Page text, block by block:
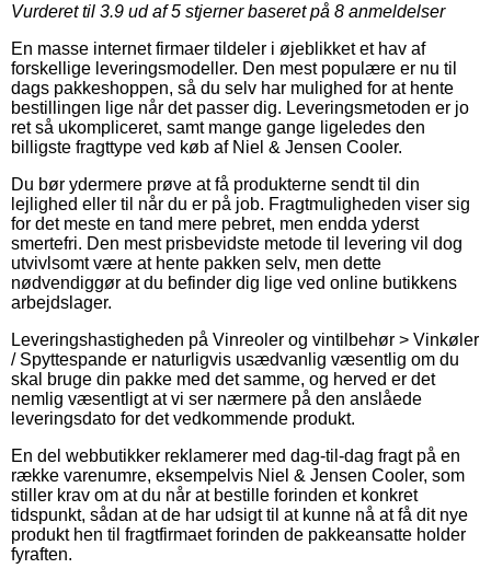
Vurderet til 3.9 ud af 5 stjerner baseret på 8 anmeldelser
En masse internet firmaer tildeler i øjeblikket et hav af
forskellige leveringsmodeller. Den mest populære er nu til
dags pakkeshoppen, så du selv har mulighed for at hente
bestillingen lige når det passer dig. Leveringsmetoden er jo
ret så ukompliceret, samt mange gange ligeledes den
billigste fragttype ved køb af Niel & Jensen Cooler.
Du bør ydermere prøve at få produkterne sendt til din
lejlighed eller til når du er på job. Fragtmuligheden viser sig
for det meste en tand mere pebret, men endda yderst
smertefri. Den mest prisbevidste metode til levering vil dog
utvivlsomt være at hente pakken selv, men dette
nødvendiggør at du befinder dig lige ved online butikkens
arbejdslager.
Leveringshastigheden på Vinreoler og vintilbehør > Vinkøler
/ Spyttespande er naturligvis usædvanlig væsentlig om du
skal bruge din pakke med det samme, og herved er det
nemlig væsentligt at vi ser nærmere på den anslåede
leveringsdato for det vedkommende produkt.
En del webbutikker reklamerer med dag-til-dag fragt på en
række varenumre, eksempelvis Niel & Jensen Cooler, som
stiller krav om at du når at bestille forinden et konkret
tidspunkt, sådan at de har udsigt til at kunne nå at få dit nye
produkt hen til fragtfirmaet forinden de pakkeansatte holder
fyraften.